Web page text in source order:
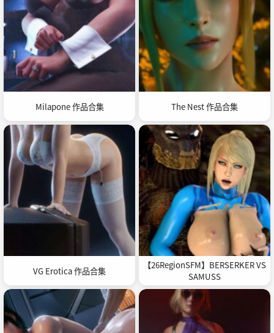
Milapone 作品合集 The Nest 作品合集
VG Erotica 作品合集
【26RegionSFM】BERSERKER VS
SAMUSS